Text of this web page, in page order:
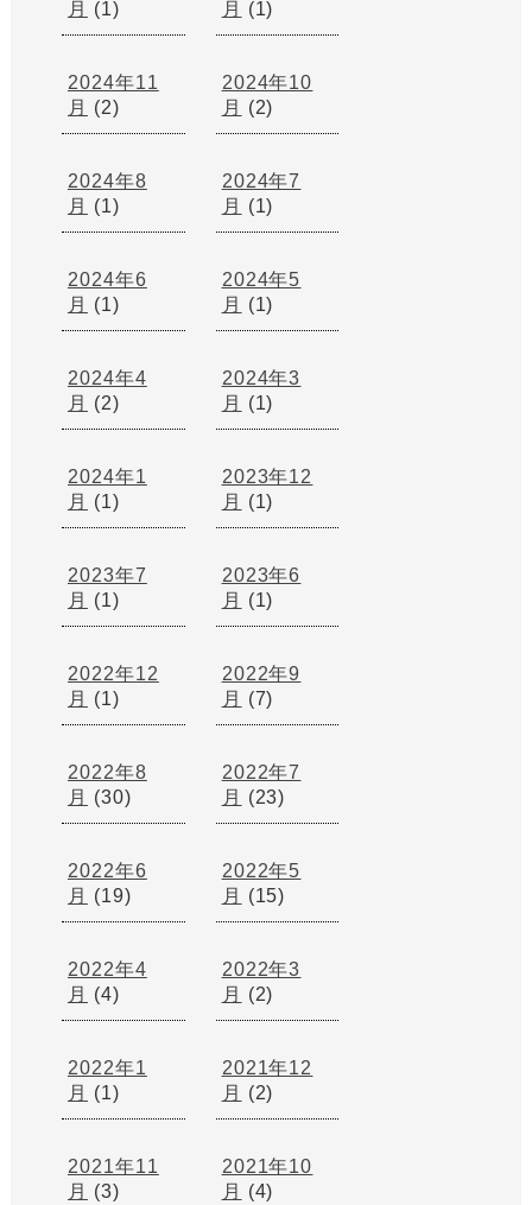
月
(1)
月
(1)
2024年11
月
(2)
2024年10
月
(2)
2024年8
月
(1)
2024年7
月
(1)
2024年6
月
(1)
2024年5
月
(1)
2024年4
月
(2)
2024年3
月
(1)
2024年1
月
(1)
2023年12
月
(1)
2023年7
月
(1)
2023年6
月
(1)
2022年12
月
(1)
2022年9
月
(7)
2022年8
月
(30)
2022年7
月
(23)
2022年6
月
(19)
2022年5
月
(15)
2022年4
月
(4)
2022年3
月
(2)
2022年1
月
(1)
2021年12
月
(2)
2021年11
月
(3)
2021年10
月
(4)